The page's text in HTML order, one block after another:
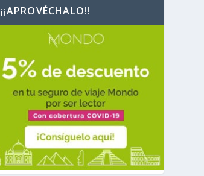
¡¡APROVÉCHALO!!